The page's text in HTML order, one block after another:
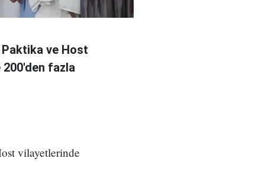
ve Host
200'den fazla
vilayetlerinde